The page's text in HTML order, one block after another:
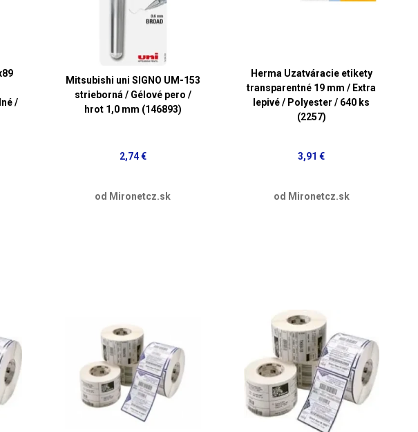
/
Mitsubishi uni SIGNO UM-153
strieborná / Gélové pero /
hrot 1,0 mm (146893)
2,74 €
od Mironetcz.sk
Herma Uzatváracie etikety
transparentné 19 mm / Extra
lepivé / Polyester / 640 ks
(2257)
3,91 €
od Mironetcz.sk